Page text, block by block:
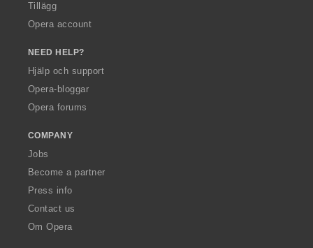
Tillägg
Opera account
NEED HELP?
Hjälp och support
Opera-bloggar
Opera forums
COMPANY
Jobs
Become a partner
Press info
Contact us
Om Opera